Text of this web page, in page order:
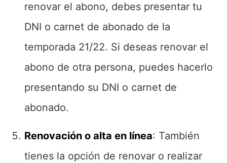
renovar el abono, debes presentar tu
DNI o carnet de abonado de la
temporada 21/22. Si deseas renovar el
abono de otra persona, puedes hacerlo
presentando su DNI o carnet de
abonado.
Renovación o alta en línea: También
tienes la opción de renovar o realizar